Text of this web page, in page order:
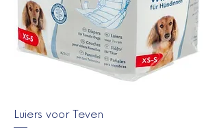
Luiers voor Teven